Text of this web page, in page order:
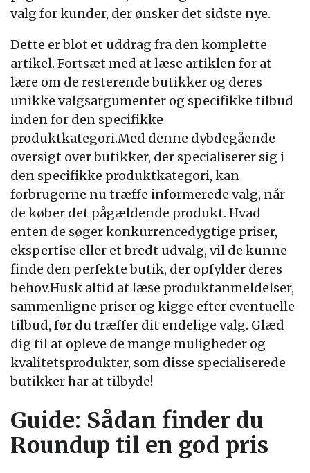
valg for kunder, der ønsker det sidste nye.
Dette er blot et uddrag fra den komplette
artikel. Fortsæt med at læse artiklen for at
lære om de resterende butikker og deres
unikke valgsargumenter og specifikke tilbud
inden for den specifikke
produktkategori.Med denne dybdegående
oversigt over butikker, der specialiserer sig i
den specifikke produktkategori, kan
forbrugerne nu træffe informerede valg, når
de køber det pågældende produkt. Hvad
enten de søger konkurrencedygtige priser,
ekspertise eller et bredt udvalg, vil de kunne
finde den perfekte butik, der opfylder deres
behov.Husk altid at læse produktanmeldelser,
sammenligne priser og kigge efter eventuelle
tilbud, før du træffer dit endelige valg. Glæd
dig til at opleve de mange muligheder og
kvalitetsprodukter, som disse specialiserede
butikker har at tilbyde!
Guide: Sådan finder du
Roundup til en god pris